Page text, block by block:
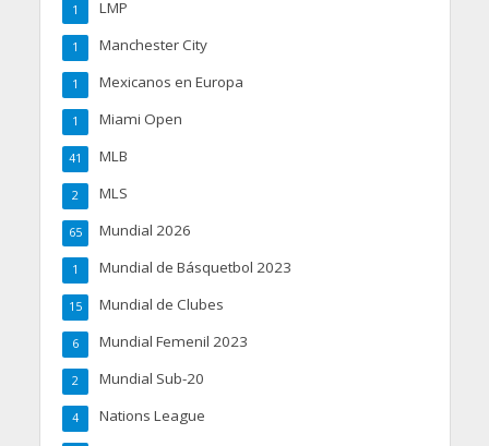
LMP
1
Manchester City
1
Mexicanos en Europa
1
Miami Open
1
MLB
41
MLS
2
Mundial 2026
65
Mundial de Básquetbol 2023
1
Mundial de Clubes
15
Mundial Femenil 2023
6
Mundial Sub-20
2
Nations League
4